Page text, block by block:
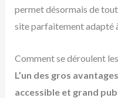
permet désormais de
site parfaitement adapté
Comment se déroulent
L’un des gros
accessible et grand